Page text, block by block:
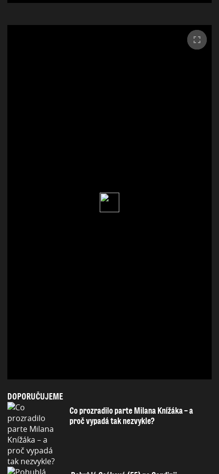
DOPORUČUJEME
Co prozradilo parte Milana Knížáka – a
proč vypadá tak nezvykle?